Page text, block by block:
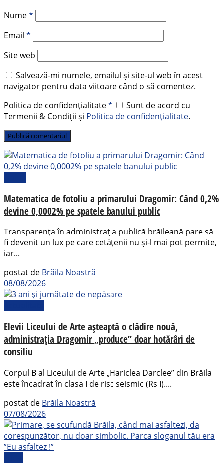
Nume*
Email *
Site web
Salvează-mi numele, emailul și site-ul web în acest
navigator pentru data viitoare când o să comentez.
Politica de confidențialitate*
Sunt de acord cu
Termenii & Condiții și Politica de confidențialitate.
Matematica de fotoliu a primarului Dragomir: Când 0,2%
devine 0,0002% pe spatele banului public
Transparența în administrația publică brăileană pare să
fi devenit un lux pe care cetățenii nu și-l mai pot permite,
iar...
postat de Brăila Noastră
08/08/2026
Elevii Liceului de Arte așteaptă o clădire nouă,
administrația Dragomir „produce” doar hotărâri de
consiliu
Corpul B al Liceului de Arte „Hariclea Darclee” din Brăila
este încadrat în clasa I de risc seismic (Rs I)....
postat de Brăila Noastră
07/08/2026